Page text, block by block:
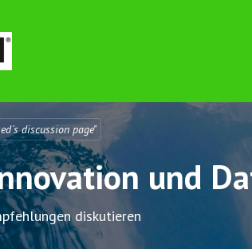
discussion page"
und
diskutieren